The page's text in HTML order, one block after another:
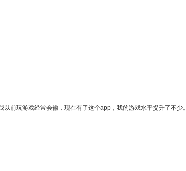
前玩游戏经常会输，现在有了这个app，我的游戏水平提升了不少。